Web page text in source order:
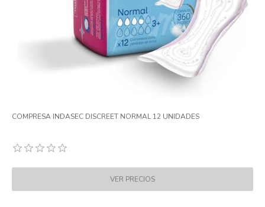
COMPRESA INDASEC DISCREET NORMAL 12 UNIDADES